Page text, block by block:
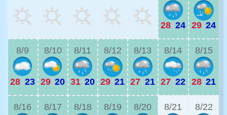
28 24 29 24
8/9
28 23
8/10
29 20
8/11
31 20
8/12
29 21
8/13
27 21
8/14
27 22
8/15
28 21
8/16 8/17 8/18 8/19 8/20 8/21 8/22